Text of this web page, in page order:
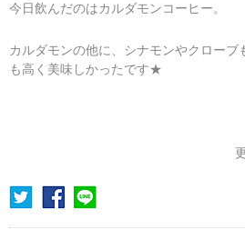
今日飲んだのはカルダモンコーヒー。
カルダモンの他に、シナモンやクローブ
も高く美味しかったです★